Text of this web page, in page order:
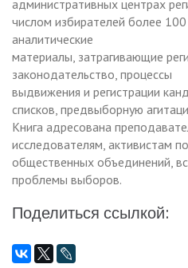
административных центрах
числом избирателей более
аналитические
материалы, затрагивающие
законодательство, процессы
выдвижения и регистрации
списков, предвыборную
Книга адресована
исследователям, активистам
общественных объединений,
проблемы выборов.
Поделиться ссылкой: